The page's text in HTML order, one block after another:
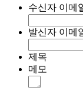
수신자 이메
발신자 이메
제목
메모